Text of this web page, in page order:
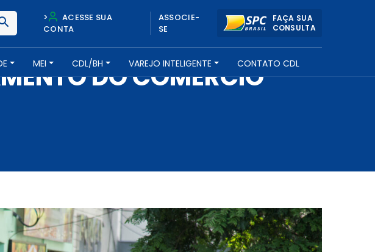
>
ACESSE SUA
CONTA
ASSOCIE-
SE
FAÇA SUA
CONSULTA
MEI CDL/BH VAREJO INTELIGENTE CONTATO CDL
DE 2018
DO COMÉRCIO